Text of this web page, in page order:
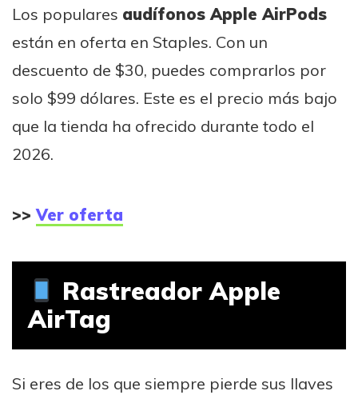
Los populares audífonos Apple AirPods
están en oferta en Staples. Con un
descuento de $30, puedes comprarlos por
solo $99 dólares. Este es el precio más bajo
que la tienda ha ofrecido durante todo el
2026.
>>Ver oferta
Rastreador Apple
AirTag
Si eres de los que siempre pierde sus llaves